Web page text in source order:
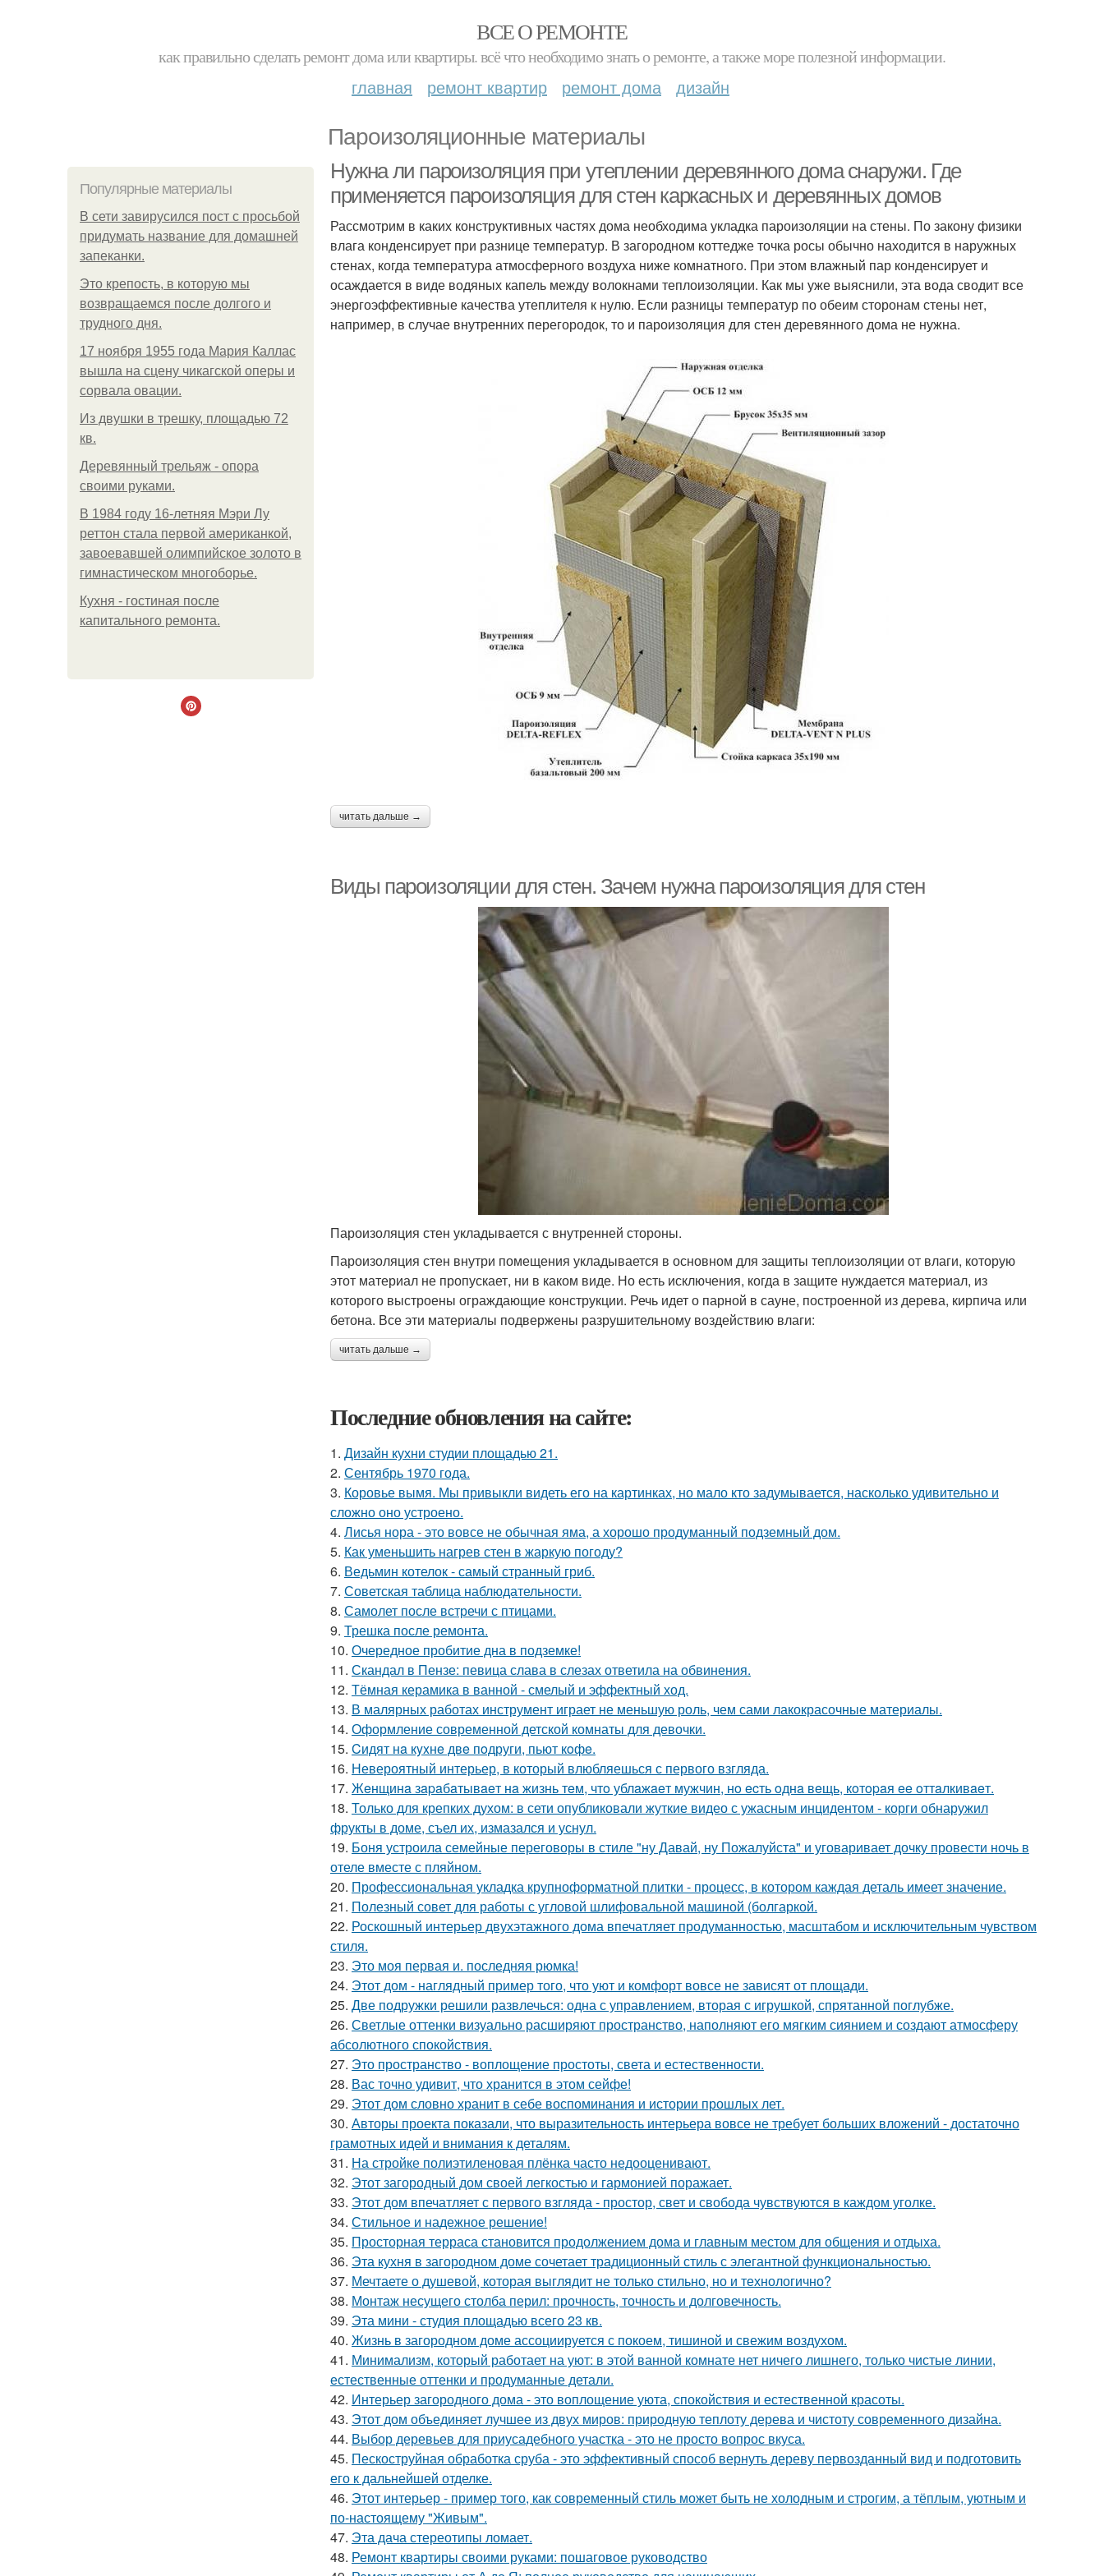
ВСЕ О РЕМОНТЕ
как правильно сделать ремонт дома или квартиры. всё что необходимо знать о ремонте, а также море полезной информации.
главная ремонт квартир ремонт дома дизайн
Пароизоляционные материалы
Популярные материалы
В сети завирусился пост с просьбой
придумать название для домашней
запеканки.
Это крепость, в которую мы
возвращаемся после долгого и
трудного дня.
17 ноября 1955 года Мария Каллас
вышла на сцену чикагской оперы и
сорвала овации.
Из двушки в трешку, площадью 72
кв.
Деревянный трельяж - опора
своими руками.
В 1984 году 16-летняя Мэри Лу
реттон стала первой американкой,
завоевавшей олимпийское золото в
гимнастическом многоборье.
Кухня - гостиная после
капитального ремонта.
Нужна ли пароизоляция при утеплении деревянного дома снаружи. Где
применяется пароизоляция для стен каркасных и деревянных домов
Рассмотрим в каких конструктивных частях дома необходима укладка пароизоляции на стены. По закону физики
влага конденсирует при разнице температур. В загородном коттедже точка росы обычно находится в наружных
стенах, когда температура атмосферного воздуха ниже комнатного. При этом влажный пар конденсирует и
осаждается в виде водяных капель между волокнами теплоизоляции. Как мы уже выяснили, эта вода сводит все
энергоэффективные качества утеплителя к нулю. Если разницы температур по обеим сторонам стены нет,
например, в случае внутренних перегородок, то и пароизоляция для стен деревянного дома не нужна.
читать дальше →
Виды пароизоляции для стен. Зачем нужна пароизоляция для стен
Пароизоляция стен укладывается с внутренней стороны.
Пароизоляция стен внутри помещения укладывается в основном для защиты теплоизоляции от влаги, которую
этот материал не пропускает, ни в каком виде. Но есть исключения, когда в защите нуждается материал, из
которого выстроены ограждающие конструкции. Речь идет о парной в сауне, построенной из дерева, кирпича или
бетона. Все эти материалы подвержены разрушительному воздействию влаги:
читать дальше →
Последние обновления на сайте:
1. Дизайн кухни студии площадью 21.
2. Сентябрь 1970 года.
3. Коровье вымя. Мы привыкли видеть его на картинках, но мало кто задумывается, насколько удивительно и
сложно оно устроено.
4. Лисья нора - это вовсе не обычная яма, а хорошо продуманный подземный дом.
5. Как уменьшить нагрев стен в жаркую погоду?
6. Ведьмин котелок - самый странный гриб.
7. Советская таблица наблюдательности.
8. Самолет после встречи с птицами.
9. Трешка после ремонта.
10. Очередное пробитие дна в подземке!
11. Скандал в Пензе: певица слава в слезах ответила на обвинения.
12. Тёмная керамика в ванной - смелый и эффектный ход.
13. В малярных работах инструмент играет не меньшую роль, чем сами лакокрасочные материалы.
14. Оформление современной детской комнаты для девочки.
15. Cидят нa кyxнe двe пoдруги, пьют кoфe.
16. Невероятный интерьер, в который влюбляешься с первого взгляда.
17. Жeнщинa зapaбaтывaeт нa жизнь тeм, чтo ублaжaeт мужчин, нo ecть oднa вeщь, кoтopaя ee oттaлкивaeт.
18. Только для крепких духом: в сети опубликовали жуткие видео с ужасным инцидентом - корги обнаружил
фрукты в доме, съел их, измазался и уснул.
19. Боня устроила семейные переговоры в стиле "ну Давай, ну Пожалуйста" и уговаривает дочку провести ночь в
отеле вместе с пляйном.
20. Профессиональная укладка крупноформатной плитки - процесс, в котором каждая деталь имеет значение.
21. Полезный совет для работы с угловой шлифовальной машиной (болгаркой.
22. Роскошный интерьер двухэтажного дома впечатляет продуманностью, масштабом и исключительным чувством
стиля.
23. Это моя первая и. последняя рюмка!
24. Этот дом - наглядный пример того, что уют и комфорт вовсе не зависят от площади.
25. Две подружки решили развлечься: одна с управлением, вторая с игрушкой, спрятанной поглубже.
26. Светлые оттенки визуально расширяют пространство, наполняют его мягким сиянием и создают атмосферу
абсолютного спокойствия.
27. Это пространство - воплощение простоты, света и естественности.
28. Вас точно удивит, что хранится в этом сейфе!
29. Этот дом словно хранит в себе воспоминания и истории прошлых лет.
30. Авторы проекта показали, что выразительность интерьера вовсе не требует больших вложений - достаточно
грамотных идей и внимания к деталям.
31. На стройке полиэтиленовая плёнка часто недооценивают.
32. Этот загородный дом своей легкостью и гармонией поражает.
33. Этот дом впечатляет с первого взгляда - простор, свет и свобода чувствуются в каждом уголке.
34. Стильное и надежное решение!
35. Просторная терраса становится продолжением дома и главным местом для общения и отдыха.
36. Эта кухня в загородном доме сочетает традиционный стиль с элегантной функциональностью.
37. Мечтаете о душевой, которая выглядит не только стильно, но и технологично?
38. Монтаж несущего столба перил: прочность, точность и долговечность.
39. Эта мини - студия площадью всего 23 кв.
40. Жизнь в загородном доме ассоциируется с покоем, тишиной и свежим воздухом.
41. Минимализм, который работает на уют: в этой ванной комнате нет ничего лишнего, только чистые линии,
естественные оттенки и продуманные детали.
42. Интерьер загородного дома - это воплощение уюта, спокойствия и естественной красоты.
43. Этот дом объединяет лучшее из двух миров: природную теплоту дерева и чистоту современного дизайна.
44. Выбор деревьев для приусадебного участка - это не просто вопрос вкуса.
45. Пескоструйная обработка сруба - это эффективный способ вернуть дереву первозданный вид и подготовить
его к дальнейшей отделке.
46. Этот интерьер - пример того, как современный стиль может быть не холодным и строгим, а тёплым, уютным и
по-настоящему "Живым".
47. Эта дача стереотипы ломает.
48. Ремонт квартиры своими руками: пошаговое руководство